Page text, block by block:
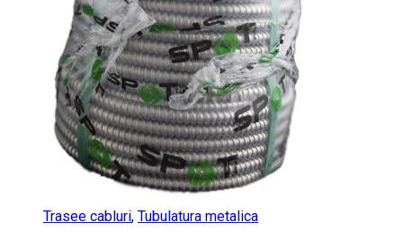
Trasee cabluri, Tubulatura metalica